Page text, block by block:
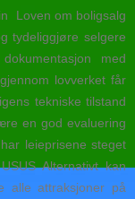
Loven om boligsalg
tydeliggjøre selgere
med
lovverket får
tekniske tilstand
en god evaluering
leieprisene steget
Alternativt kan
alle attraksjoner på